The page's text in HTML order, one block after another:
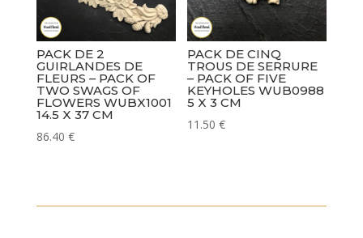
PACK DE 2
GUIRLANDES DE
FLEURS – PACK OF
TWO SWAGS OF
FLOWERS WUBX1001
14.5 X 37 CM
86.40 €
PACK DE CINQ
TROUS DE SERRURE
– PACK OF FIVE
KEYHOLES WUB0988
5 X 3 CM
11.50€